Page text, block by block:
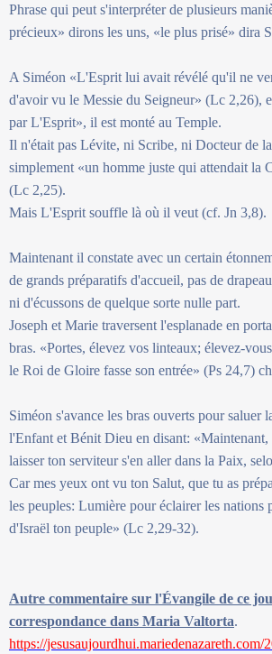
Phrase qui peut s'interpréter de plusieurs
précieux» dirons les uns, «le plus prisé» dira
A Siméon «L'Esprit lui avait révélé qu'il ne
d'avoir vu le Messie du Seigneur» (Lc 2,26),
par L'Esprit», il est monté au Temple.
Il n'était pas Lévite, ni Scribe, ni Docteur de
simplement «un homme juste qui attendait la
(Lc 2,25).
Mais L'Esprit souffle là où il veut (cf. Jn 3,8).
Maintenant il constate avec un certain
de grands préparatifs d'accueil, pas de
ni d'écussons de quelque sorte nulle part.
Joseph et Marie traversent l'esplanade en
bras. «Portes, élevez vos linteaux; élevez-
le Roi de Gloire fasse son entrée» (Ps 24,7)
Siméon s'avance les bras ouverts pour saluer
l'Enfant et Bénit Dieu en disant:
laisser ton serviteur s'en aller dans la Paix,
Car mes yeux ont vu ton Salut, que tu as
les peuples: Lumière pour éclairer les nations
d'Israël ton peuple» (Lc 2,29-32).
Autre commentaire sur l'Évangile de ce
correspondance dans Maria Valtorta.
https://jesusaujourdhui.mariedenazareth.com/